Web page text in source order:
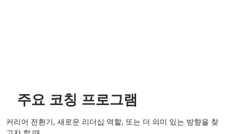
주요 코칭 프로그램
커리어 전환기, 새로운 리더십 역할, 또는 더 의미 있는 방향을 찾